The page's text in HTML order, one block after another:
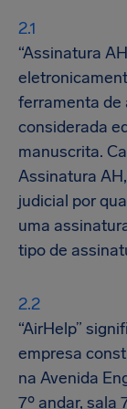
“Assinatura
ferramenta de
considerada
manuscrita.
Assinatura
judicial por
uma
tipo de
“AirHelp”
empresa
na Avenida
7º andar, sala